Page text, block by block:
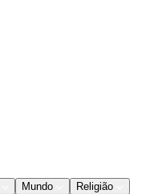
Mundo
Religião